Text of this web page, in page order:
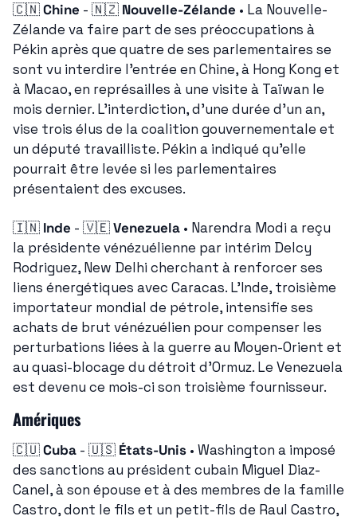
🇨🇳Chine - 🇳🇿 Nouvelle-Zélande • La Nouvelle-
Zélande va faire part de ses préoccupations à
Pékin après que quatre de ses parlementaires se
sont vu interdire l'entrée en Chine, à Hong Kong et
à Macao, en représailles à une visite à Taïwan le
mois dernier. L'interdiction, d'une durée d'un an,
vise trois élus de la coalition gouvernementale et
un député travailliste. Pékin a indiqué qu'elle
pourrait être levée si les parlementaires
présentaient des excuses.
🇮🇳 Inde - 🇻🇪Venezuela • Narendra Modi a reçu
la présidente vénézuélienne par intérim Delcy
Rodriguez, New Delhi cherchant à renforcer ses
liens énergétiques avec Caracas. L'Inde, troisième
importateur mondial de pétrole, intensifie ses
achats de brut vénézuélien pour compenser les
perturbations liées à la guerre au Moyen-Orient et
au quasi-blocage du détroit d'Ormuz. Le Venezuela
est devenu ce mois-ci son troisième fournisseur.
Amériques
🇨🇺Cuba - 🇺🇸 États-Unis • Washington a imposé
des sanctions au président cubain Miguel Diaz-
Canel, à son épouse et à des membres de la famille
Castro, dont le fils et un petit-fils de Raul Castro,